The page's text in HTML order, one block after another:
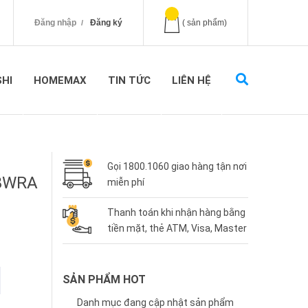
( sản phẩm)
Đăng nhập Đăng ký
HOMEMAX TIN TỨC LIÊN HỆ
Gọi 1800.1060 giao hàng tận nơi
miễn phí
Thanh toán khi nhận hàng bằng
tiền mặt, thẻ ATM, Visa, Master
SẢN PHẨM HOT
Danh mục đang cập nhật sản phẩm